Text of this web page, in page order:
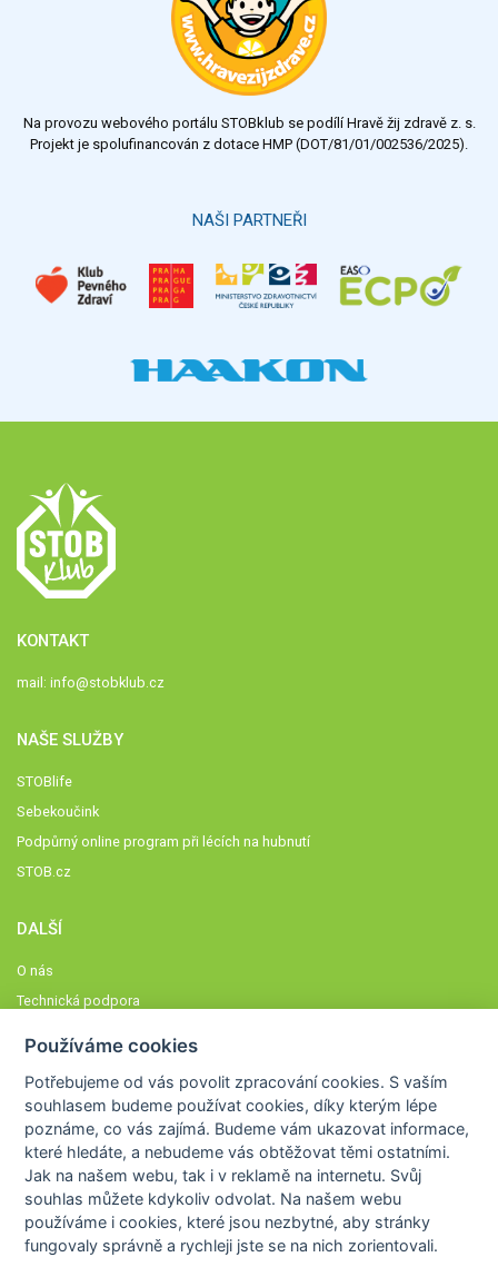
Výsledky Všechny ankety
Na provozu webového portálu STOBklub se podílí Hravě žij zdravě z. s.
Projekt je spolufinancován z dotace HMP (DOT/81/01/002536/2025).
NAŠI PARTNEŘI
KONTAKT
mail: info@stobklub.cz
NAŠE SLUŽBY
STOBlife
Sebekoučink
Podpůrný online program při lécích na hubnutí
STOB.cz
DALŠÍ
O nás
Technická podpora
Členové STOBklubu
Zásady nakládání s osobními údaji
Otestujte se
Spočítejte si
Výzva 52
Používáme cookies
Potřebujeme od vás povolit zpracování cookies. S vaším
souhlasem budeme používat cookies, díky kterým lépe
poznáme,co vás zajímá. Budeme vám ukazovat informace,
které hledáte, a nebudeme vás obtěžovat těmi ostatními.
Jak na našem webu, tak i v reklamě na internetu. Svůj
souhlas můžete kdykoliv odvolat. Na našem webu
používáme i cookies, které jsou nezbytné, aby stránky
fungovaly správně a rychleji jste se na nich zorientovali.